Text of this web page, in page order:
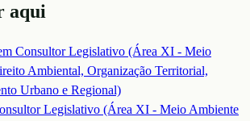
aqui
Consultor Legislativo (Área XI - Meio
Ambiental, Organização Territorial,
Urbano e Regional)
Legislativo (Área XI - Meio Ambiente